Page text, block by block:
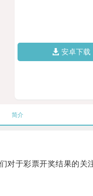
安卓下载
简介
于彩票开奖结果的关注